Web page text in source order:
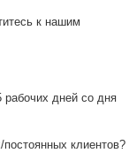
к нашим
рабочих дней со дня
клиентов?